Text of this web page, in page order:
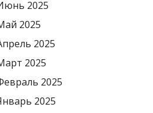
2025
2025
2025
2025
2025
2025